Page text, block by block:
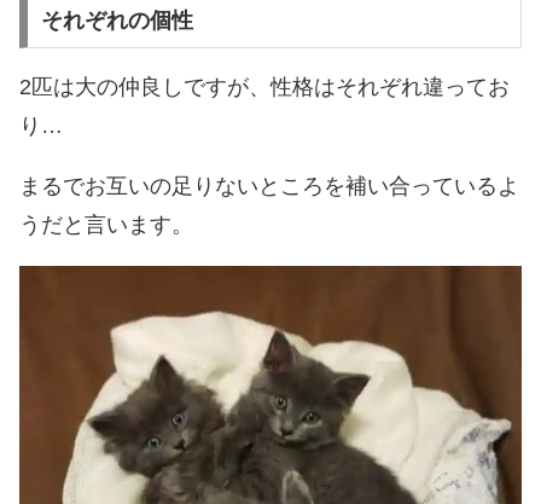
それぞれの個性
2匹は大の仲良しですが、性格はそれぞれ違ってお
り…
まるでお互いの足りないところを補い合っているよ
うだと言います。